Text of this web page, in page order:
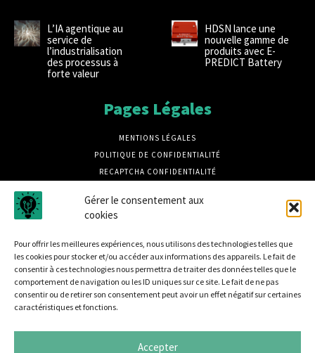
Gérer le consentement aux
cookies
Pour offrir les meilleures expériences, nous utilisons des technologies telles que
les cookies pour stocker et/ou accéder aux informations des appareils. Le fait de
consentir à ces technologies nous permettra de traiter des données telles que le
comportement de navigation ou les ID uniques sur ce site. Le fait de ne pas
consentir ou de retirer son consentement peut avoir un effet négatif sur certaines
caractéristiques et fonctions.
Accepter
et à L'actualité des entreprises innovantes, retrouvez des
tribunes, des produits, des retours d'utilisateurs, des
L’IA agentique au
service de
l’industrialisation
des processus à
forte valeur
HDSN lance une
nouvelle gamme de
produits avec E-
PREDICT Battery
Pages Légales
MENTIONS LÉGALES
POLITIQUE DE CONFIDENTIALITÉ
RECAPTCHA CONFIDENTIALITÉ
CRÉDITS PHOTOS MAGNIFIC